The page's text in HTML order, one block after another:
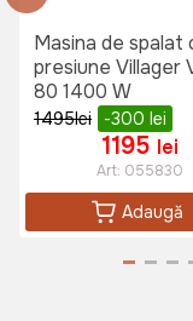
Masina de spalat
presiune Villager
80 1400 W
1495lei -300 lei
1195 lei
Art: 055830
Adaugă